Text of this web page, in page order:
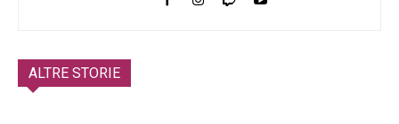
ALTRE STORIE